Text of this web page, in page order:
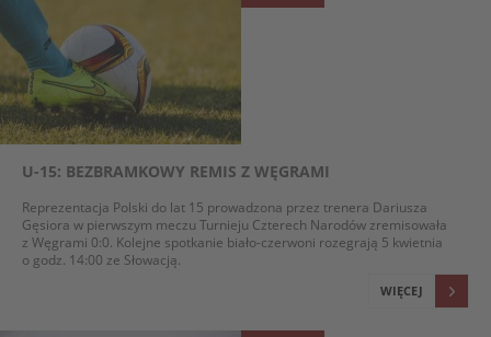
U-15: BEZBRAMKOWY REMIS Z WĘGRAMI
Reprezentacja Polski do lat 15 prowadzona przez trenera Dariusza
Gęsiora w pierwszym meczu Turnieju Czterech Narodów zremisowała
z Węgrami 0:0. Kolejne spotkanie biało-czerwoni rozegrają 5 kwietnia
o godz. 14:00 ze Słowacją.
WIĘCEJ